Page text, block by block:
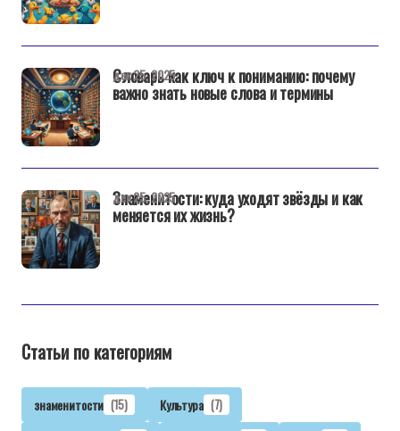
Словарь как ключ к пониманию: почему
важно знать новые слова и термины
дек 25, 2025
Знаменитости: куда уходят звёзды и как
меняется их жизнь?
дек 25, 2025
Статьи по категориям
знаменитости (15) Культура (7)